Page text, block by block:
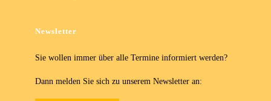
Newsletter
Sie wollen immer über alle Termine informiert werden?
Dann melden Sie sich zu unserem Newsletter an: